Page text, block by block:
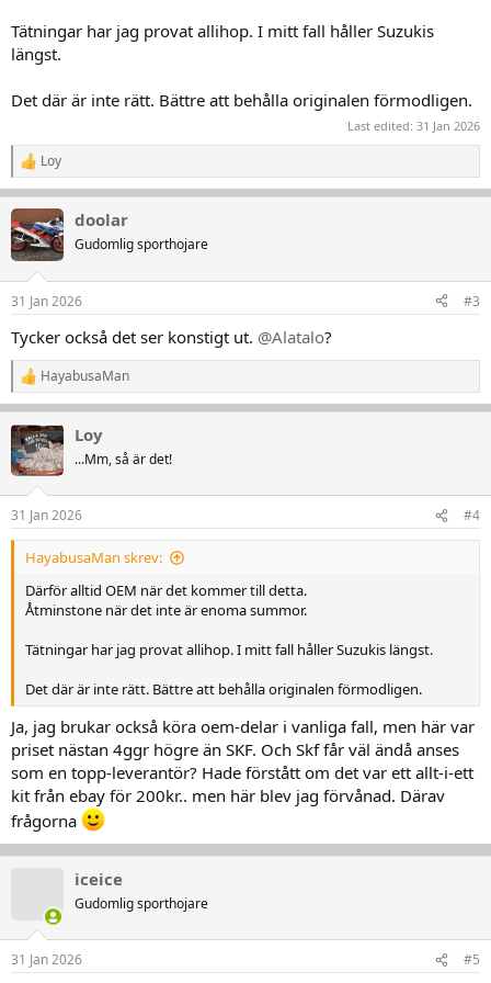
Tätningar har jag provat allihop. I mitt fall håller Suzukis
längst.
Det där är inte rätt. Bättre att behålla originalen förmodligen.
Last edited: 31 Jan 2026
R
e
k
t
i
e
:
Loy
doolar
Gudomlig sporthojare
31 Jan 2026 #3
Tycker också det ser konstigt ut. @Alatalo?
R
e
a
k
t
i
e
r
HayabusaMan
Loy
...Mm, så är det!
31 Jan 2026 #4
HayabusaMan skrev:
Därför alltid OEM när det kommer till detta.
Åtminstone när det inte är enoma summor.
Tätningar har jag provat allihop. I mitt fall håller Suzukis längst.
Det där är inte rätt. Bättre att behålla originalen förmodligen.
Ja, jag brukar också köra oem-delar i vanliga fall, men här var
priset nästan 4ggr högre än SKF. Och Skf får väl ändå anses
som en topp-leverantör? Hade förstått om det var ett allt-i-ett
kit från ebay för 200kr.. men här blev jag förvånad. Därav
frågorna
iceice
Gudomlig sporthojare
31 Jan 2026 #5